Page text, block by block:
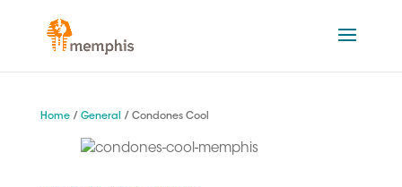
Home/ General / Condones Cool